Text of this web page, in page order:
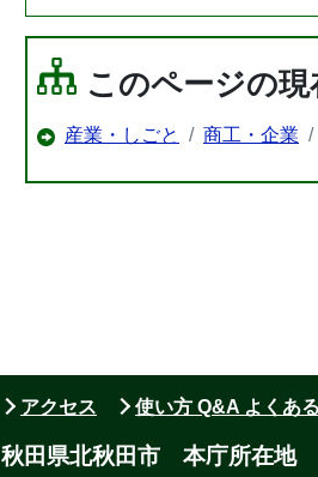
このページの現
産業・しごと 商工・企業
アクセス 使い方 Q&A よくあ
秋田県北秋田市 本庁所在地